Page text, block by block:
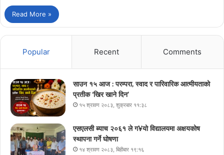
Read More »
Popular Recent Comments
साउन १५ आज : परम्परा, स्वाद र पारिवारिक आत्मीयताको
प्रतीक ‘खिर खाने दिन’
१५ श्रावण २०८३, शुक्रबार ११:३८
एसएलसी ब्याच २०६१ ले ग¥यो विद्यालयमा अक्षयकोष
स्थापना गर्ने घोषणा
१४ श्रावण २०८३, बिहीबार १९:१६